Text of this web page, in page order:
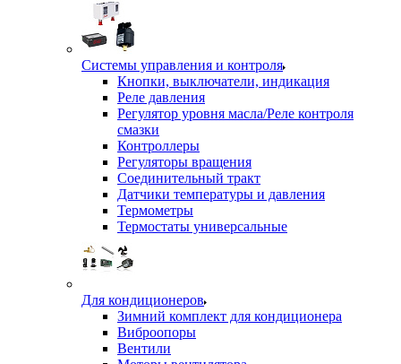
Системы управления и контроля
Кнопки, выключатели, индикация
Реле давления
Регулятор уровня масла/Реле контроля
смазки
Контроллеры
Регуляторы вращения
Соединительный тракт
Датчики температуры и давления
Термометры
Термостаты универсальные
Для кондиционеров
Зимний комплект для кондиционера
Виброопоры
Вентили